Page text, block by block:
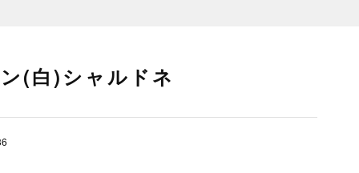
(白)シャルドネ